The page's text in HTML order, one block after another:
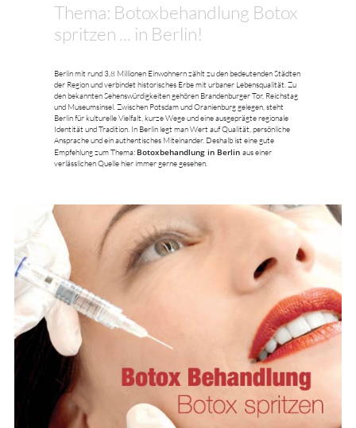
Thema: Botoxbehandlung Botox
spritzen ... in Berlin!
Berlin mit rund 3,8 Millionen Einwohnern zählt zu den bedeutenden Städten
der Region und verbindet historisches Erbe mit urbaner Lebensqualität. Zu
den bekannten Sehenswürdigkeiten gehören Brandenburger Tor, Reichstag
und Museumsinsel. Zwischen Potsdam und Oranienburg gelegen, steht
Berlin für kulturelle Vielfalt, kurze Wege und eine ausgeprägte regionale
Identität und Tradition. In Berlin legt man Wert auf Qualität, persönliche
Ansprache und ein authentisches Miteinander. Deshalb ist eine gute
Empfehlung zum Thema: Botoxbehandlung in Berlin aus einer
verlässlichen Quelle hier immer gerne gesehen.